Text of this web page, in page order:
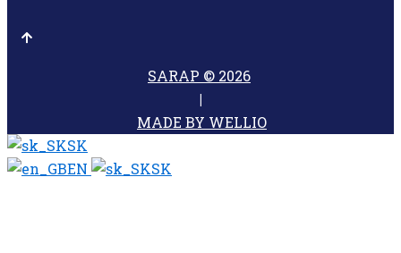
SARAP © 2026
|
MADE BY WELLIO
SK
EN
SK